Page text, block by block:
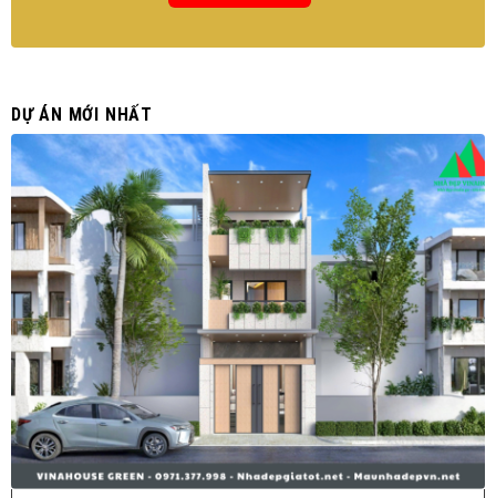
DỰ ÁN MỚI NHẤT